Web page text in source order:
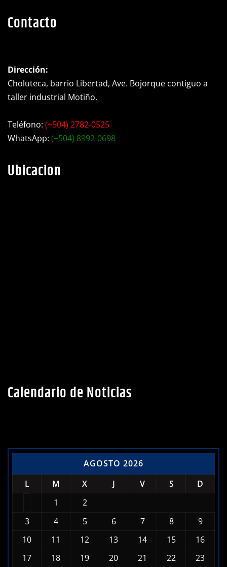
Contacto
Dirección:
Choluteca, barrio Libertad, Ave. Bojorque contiguo a
taller industrial Motiño.
Teléfono: (+504) 2782-0525
WhatsApp: (+504) 8992-0698
Ubicacion
Calendario de Noticias
AGOSTO 2026
L
M X J V S
D
1
2
3
4 5 6 7 8
9
10
11 12 13 14 15
16
17
18 19 20 21 22 23